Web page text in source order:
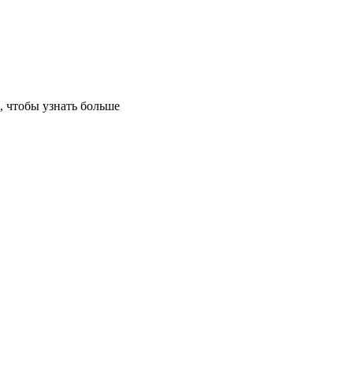
узнать больше